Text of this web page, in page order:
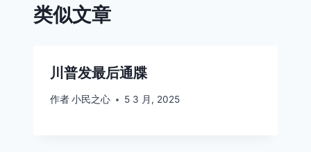
类似文章
川普发最后通牒
作者小民之心 5 3 月, 2025